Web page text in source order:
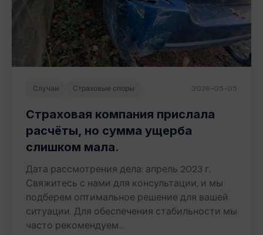
Случаи Страховые споры 2026-05-05
Страховая компания прислала
расчёты, но сумма ущерба
слишком мала.
Дата рассмотрения дела: апрель 2023 г.
Свяжитесь с нами для консультации, и мы
подберем оптимальное решение для вашей
ситуации. Для обеспечения стабильности мы
часто рекомендуем…